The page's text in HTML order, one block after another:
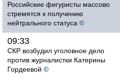
Российские фигуристы массово
стремятся к получению
нейтрального статуса ©
09:33
СКР возбудил уголовное дело
против журналистки Катерины
Гордеевой ©